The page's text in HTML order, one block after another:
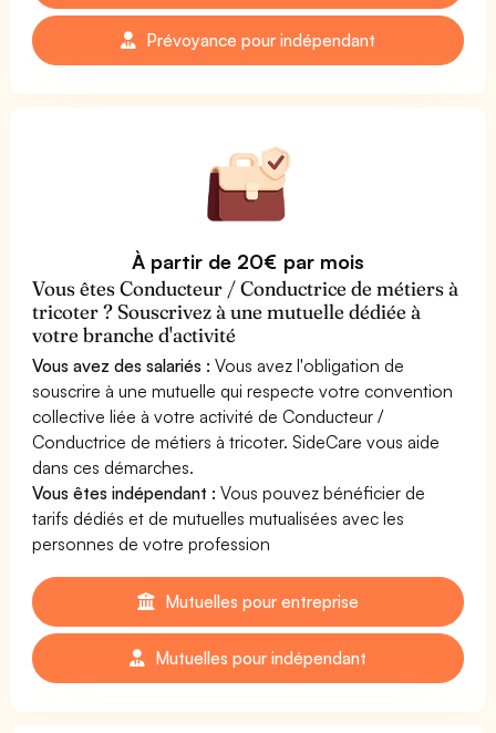
Prévoyance pour indépendant
À partir de 20€ par mois
Vous êtes Conducteur / Conductrice de métiers à
tricoter ? Souscrivez à une mutuelle dédiée à
votre branche d'activité
Vous avez des salariés : Vous avez l'obligation de
souscrire à une mutuelle qui respecte votre convention
collective liée à votre activité de Conducteur /
Conductrice de métiers à tricoter. SideCare vous aide
dans ces démarches.
Vous êtes indépendant : Vous pouvez bénéficier de
tarifs dédiés et de mutuelles mutualisées avec les
personnes de votre profession
Mutuelles pour entreprise
Mutuelles pour indépendant